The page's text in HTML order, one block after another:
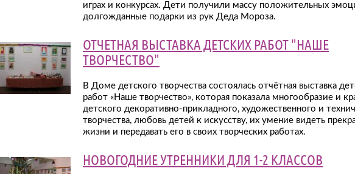
играх и конкурсах. Дети получили массу положительных
долгожданные подарки из рук Деда Мороза.
ОТЧЕТНАЯ ВЫСТАВКА ДЕТСКИХ РАБОТ "НАШЕ
ТВОРЧЕСТВО"
В Доме детского творчества состоялась отчётная выставка
работ «Наше творчество», которая показала многообразие и
детского декоративно-прикладного, художественного и
творчества, любовь детей к искусству, их умение видеть
жизни и передавать его в своих творческих работах.
НОВОГОДНИЕ УТРЕННИКИ ДЛЯ 1-2 КЛАССОВ